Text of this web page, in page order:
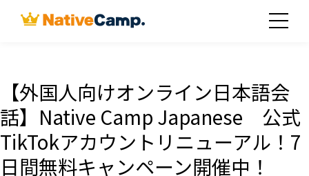
【外国人向けオンライン日本語会
話】Native Camp Japanese 公式
TikTokアカウントリニューアル！7
日間無料キャンペーン開催中！